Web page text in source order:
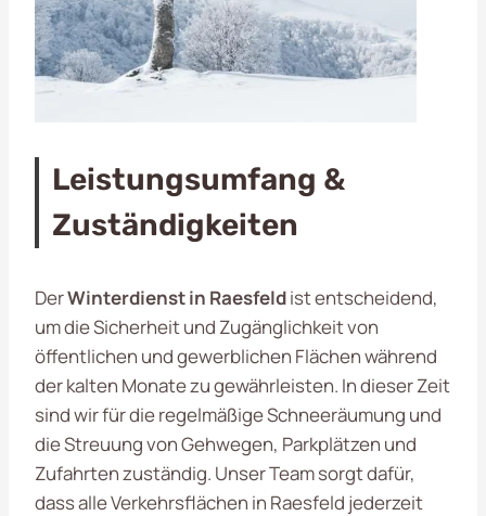
Leistungsumfang &
Zuständigkeiten
DerWinterdienst in Raesfeldist entscheidend,
um die Sicherheit und Zugänglichkeit von
öffentlichen und gewerblichen Flächen während
der kalten Monate zu gewährleisten. In dieser Zeit
sind wir für die regelmäßige Schneeräumung und
die Streuung von Gehwegen, Parkplätzen und
Zufahrten zuständig. Unser Team sorgt dafür,
dass alle Verkehrsflächen in Raesfeld jederzeit